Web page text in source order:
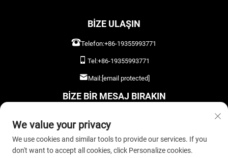
BIZE ULAŞIN
Telefon:+86-19355993771
Tel:+86-19355993771
Mail:[email protected]
BIZE BIR MESAJ BIRAKIN
We value your privacy
We use cookies and similar tools to provide our services. If you
don't want to accept all cookies, click Personalize cookies.